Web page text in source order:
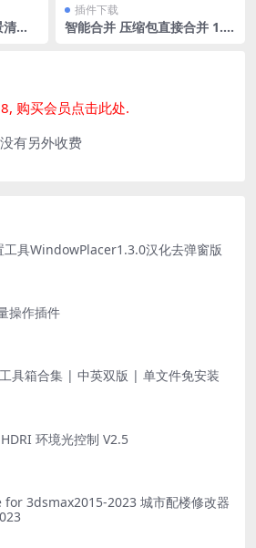
理
插件下载
智能合并 压缩包直接合并 1.7
购买会员点击此处.
有另外收费
工具WindowPlacer1.3.0汉化去弹窗版
操作插件
具箱合集 | 中英双版 | 单文件免安装
环境光控制 V2.5
for 3dsmax2015-2023 城市配楼修改器